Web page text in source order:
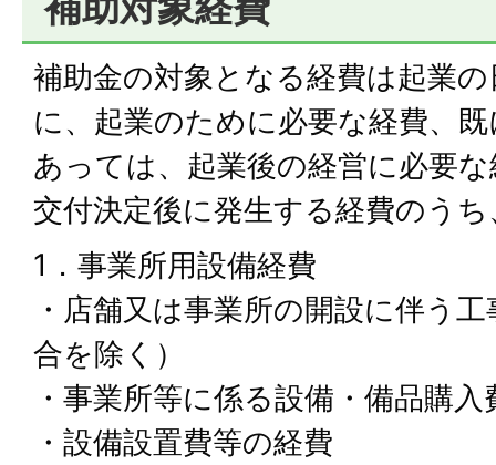
補助金の対象となる経費は起業
に、起業のために必要な経費、
あっては、起業後の経営に必要
交付決定後に発生する経費のう
1．事業所用設備経費
・店舗又は事業所の開設に伴う
合を除く）
・事業所等に係る設備・備品購入
・設備設置費等の経費